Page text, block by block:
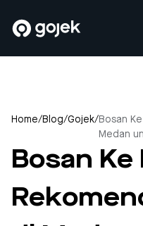
Home/Blog/Gojek/Bosan
Medan
Bosan Ke